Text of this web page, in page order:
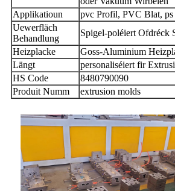
Applikatioun
pvc Profil, PVC Blat,
Uewerfläch
Behandlung
Spigel-poléiert Ofdréck
Heizplacke
Goss-Aluminium
Längt
personaliséiert fir
HS Code
8480790090
Produit Numm
extrusion molds